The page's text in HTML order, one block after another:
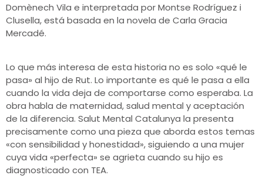
Domènech Vila e interpretada por Montse Rodríguez i
Clusella, está basada en la novela de Carla Gracia
Mercadé.
Lo que más interesa de esta historia no es solo «qué le
pasa» al hijo de Rut. Lo importante es qué le pasa a ella
cuando la vida deja de comportarse como esperaba. La
obra habla de maternidad, salud mental y aceptación
de la diferencia. Salut Mental Catalunya la presenta
precisamente como una pieza que aborda estos temas
«con sensibilidad y honestidad», siguiendo a una mujer
cuya vida «perfecta» se agrieta cuando su hijo es
diagnosticado con TEA.